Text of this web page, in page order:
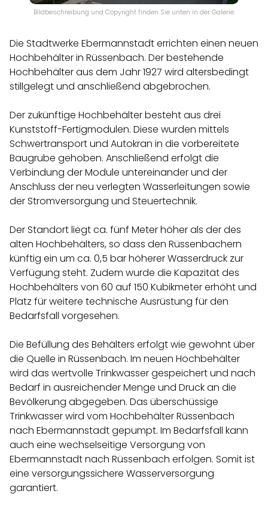
Bildbeschreibung und Copyright finden Sie unten in der Galerie.
Die Stadtwerke Ebermannstadt errichten einen neuen
Hochbehälter in Rüssenbach. Der bestehende
Hochbehälter aus dem Jahr 1927 wird altersbedingt
stillgelegt und anschließend abgebrochen.
Der zukünftige Hochbehälter besteht aus drei
Kunststoff-Fertigmodulen. Diese wurden mittels
Schwertransport und Autokran in die vorbereitete
Baugrube gehoben. Anschließend erfolgt die
Verbindung der Module untereinander und der
Anschluss der neu verlegten Wasserleitungen sowie
der Stromversorgung und Steuertechnik.
Der Standort liegt ca. fünf Meter höher als der des
alten Hochbehälters, so dass den Rüssenbachern
künftig ein um ca. 0,5 bar höherer Wasserdruck zur
Verfügung steht. Zudem wurde die Kapazität des
Hochbehälters von 60 auf 150 Kubikmeter erhöht und
Platz für weitere technische Ausrüstung für den
Bedarfsfall vorgesehen.
Die Befüllung des Behälters erfolgt wie gewohnt über
die Quelle in Rüssenbach. Im neuen Hochbehälter
wird das wertvolle Trinkwasser gespeichert und nach
Bedarf in ausreichender Menge und Druck an die
Bevölkerung abgegeben. Das überschüssige
Trinkwasser wird vom Hochbehälter Rüssenbach
nach Ebermannstadt gepumpt. Im Bedarfsfall kann
auch eine wechselseitige Versorgung von
Ebermannstadt nach Rüssenbach erfolgen. Somit ist
eine versorgungssichere Wasserversorgung
garantiert.